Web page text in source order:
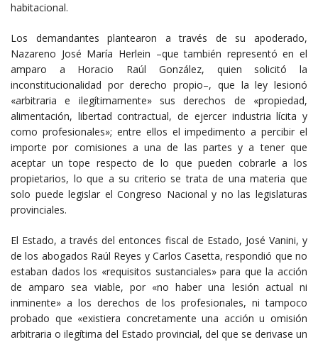
habitacional.
Los demandantes plantearon a través de su apoderado,
Nazareno José María Herlein –que también representó en el
amparo a Horacio Raúl González, quien solicitó la
inconstitucionalidad por derecho propio–, que la ley lesionó
«arbitraria e ilegítimamente» sus derechos de «propiedad,
alimentación, libertad contractual, de ejercer industria lícita y
como profesionales»; entre ellos el impedimento a percibir el
importe por comisiones a una de las partes y a tener que
aceptar un tope respecto de lo que pueden cobrarle a los
propietarios, lo que a su criterio se trata de una materia que
solo puede legislar el Congreso Nacional y no las legislaturas
provinciales.
El Estado, a través del entonces fiscal de Estado, José Vanini, y
de los abogados Raúl Reyes y Carlos Casetta, respondió que no
estaban dados los «requisitos sustanciales» para que la acción
de amparo sea viable, por «no haber una lesión actual ni
inminente» a los derechos de los profesionales, ni tampoco
probado que «existiera concretamente una acción u omisión
arbitraria o ilegítima del Estado provincial, del que se derivase un